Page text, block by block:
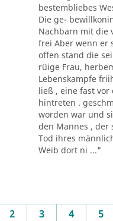
bestembliebes
Die ge-
Nachbarn mit die
frei Aber wenn er
offen stand die
rüige Frau,
Lebenskampfe
ließ , eine fast vor
hintreten .
worden war und
den Mannes , der
Tod ihres
Weib dort ni ..."
2 3 4 5